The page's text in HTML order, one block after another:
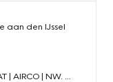
aan den IJssel